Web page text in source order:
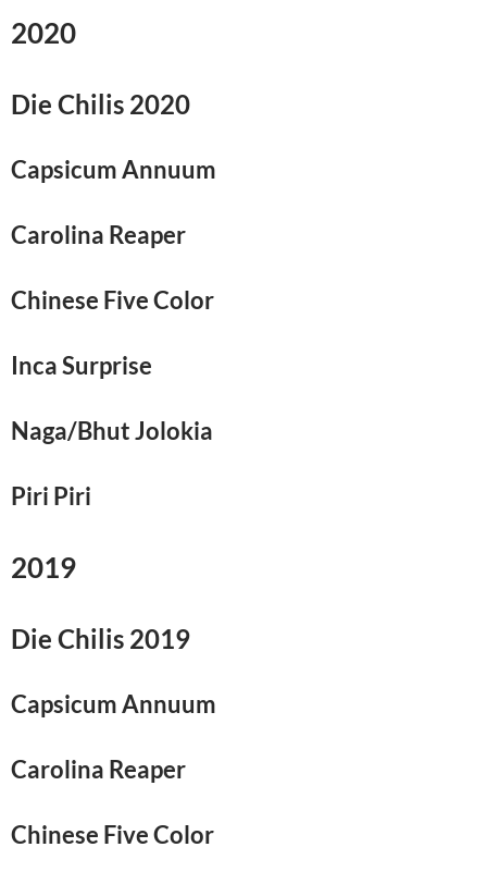
2020
Die Chilis 2020
Capsicum Annuum
Carolina Reaper
Chinese Five Color
Inca Surprise
Naga/Bhut Jolokia
Piri Piri
2019
Die Chilis 2019
Capsicum Annuum
Carolina Reaper
Chinese Five Color